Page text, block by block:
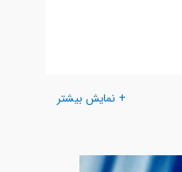
+ نمایش بیشتر